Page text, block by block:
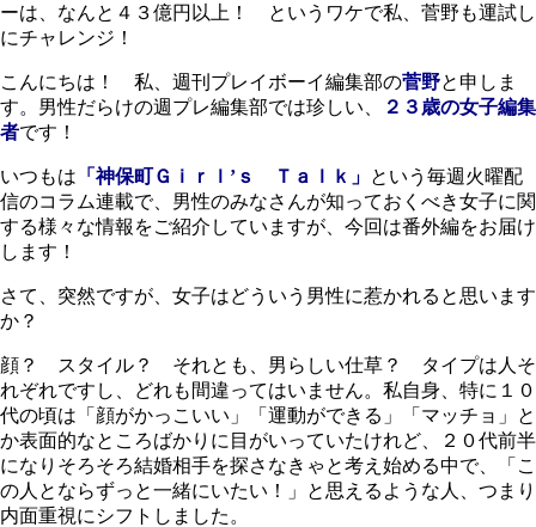
ーは、なんと４３億円以上！ というワケで私、菅野も運試し
にチャレンジ！
こんにちは！ 私、週刊プレイボーイ編集部の菅野と申しま
す。男性だらけの週プレ編集部では珍しい、
２３歳の女子編集
者です！
いつもは 「神保町Ｇｉｒｌ’ｓ Ｔａｌｋ」 という毎週火曜配
信のコラム連載で、男性のみなさんが知っておくべき女子に関
する様々な情報をご紹介していますが、今回は番外編をお届け
します！
さて、突然ですが、女子はどういう男性に惹かれると思います
か？
顔？ スタイル？ それとも、男らしい仕草？ タイプは人そ
れぞれですし、どれも間違ってはいません。私自身、特に１０
代の頃は「顔がかっこいい」「運動ができる」「マッチョ」と
か表面的なところばかりに目がいっていたけれど、２０代前半
になりそろそろ結婚相手を探さなきゃと考え始める中で、「こ
の人とならずっと一緒にいたい！」と思えるような人、つまり
内面重視にシフトしました。